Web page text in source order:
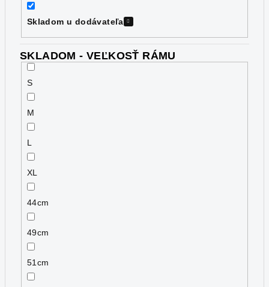
Skladom u dodávateľa
SKLADOM - VEĽKOSŤ RÁMU
S
M
L
XL
44cm
49cm
51cm